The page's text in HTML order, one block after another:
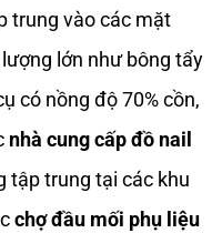
trung vào các mặt
lớn như bông tẩy
có nồng độ 70% cồn,
nhà cung cấp đồ nail
tập trung tại các khu
chợ đầu mối phụ liệu